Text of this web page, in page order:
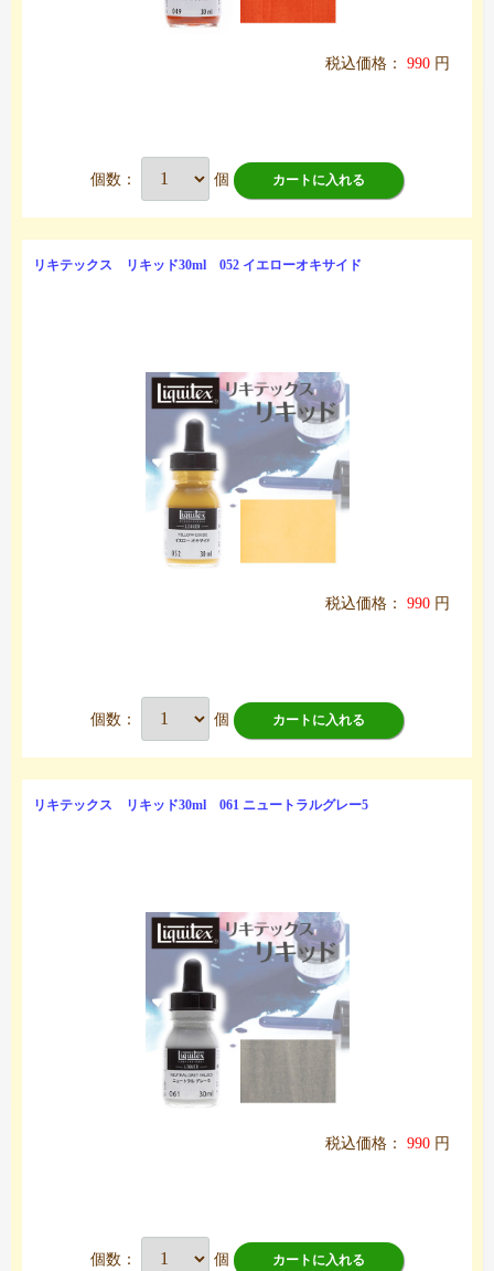
税込価格： 990 円
個数： 個 カートに入れる
リキテックス リキッド30ml 052 イエローオキサイド
税込価格： 990 円
個数： 個 カートに入れる
リキテックス リキッド30ml 061 ニュートラルグレー5
税込価格： 990 円
個数： 個 カートに入れる